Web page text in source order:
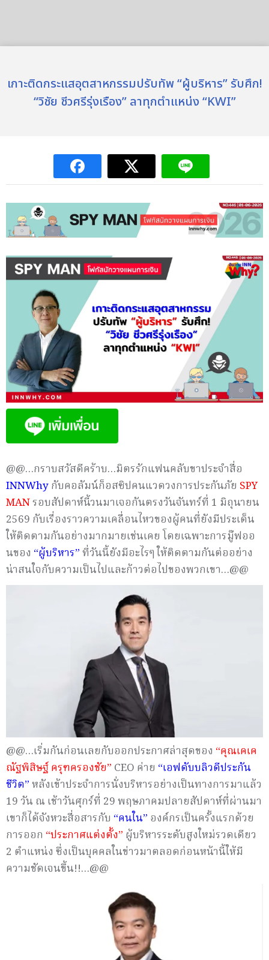
เกาะติดกระแสอุตสาหกรรมปรับทัพ “ผู้บริหาร” รับศึก!
“วิชัย ชีวศรีรุ่งเรือง” ลาทุกตำแหน่ง “KWI”
@@…กราบสวัสดีคร้าบ…มิตรรักแฟนคลับขาประจำสื่อ
INNWhyกับคอลัมน์ก็อสซิปคนแวดวงการประกันภัย SPY
MANรอบสัปดาห์นี้วนมาเจอกันตรงวันจันทร์ที่ 1 มิถุนายน
2569 กับเรื่องราวความเคลื่อนไหวของผู้คนที่ยังมีประเด็น
ให้ติดตามกันอย่างมากมายเช่นเคย โดยเฉพาะการมู๊ฟออ
นของ “ผู้บริหาร”ที่วันนี้ยังมีอะไรๆ ให้ติดตามกันต่ออย่าง
น่าสนใจกับความเป็นไปและก้าวต่อไปของพวกเขา…@@
@@…เริ่มกันก่อนเลยกับออกประกาศล่าสุดของ “คุณเคเค
ณัฐพิสิษฐ์ ครุฑครองชัย” CEO ค่าย “เอฟดับบลิวดีประกัน
ชีวิต”หลังเข้าประจำการนั่งบริหารอย่างเป็นทางการมาแล้ว
19 วัน ณ เช้าวันศุกร์ที่ 29 พฤษภาคมปลายสัปดาห์ที่ผ่านมา
เขาก็ได้จังหวะสื่อสารกับ “คนใน” องค์กรเป็นครั้งแรกด้วย
การออก “ประกาศแต่งตั้ง” ผู้บริหารระดับสูงใหม่รวดเดียว
2 ตำแหน่ง ซึ่งเป็นบุคคลในข่าวมาตลอดก่อนหน้านี้ให้มี
ความชัดเจนขึ้น!!…@@